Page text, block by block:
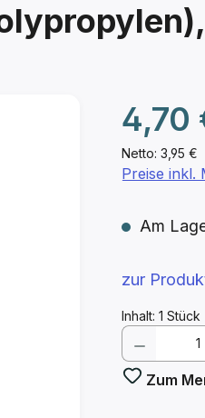
Netto: 3,95 €
Regulärer
4,70
Inhalt: 1 Stück
Preise inkl.
Am
zur
Zum